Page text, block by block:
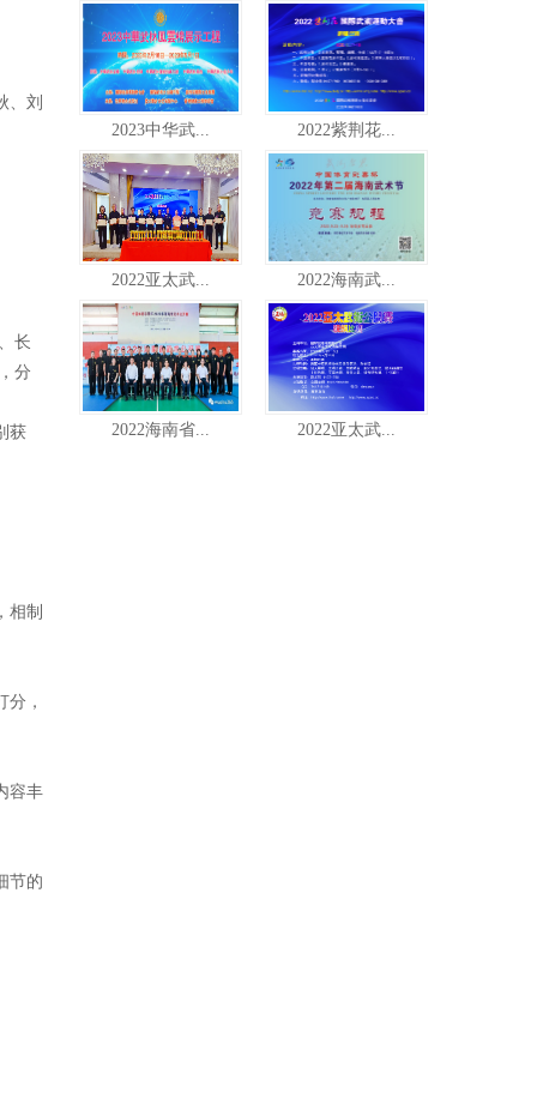
、刘
长
分
获
相制
，
容丰
节的
2023中华武... 2022紫荆花...
2022亚太武... 2022海南武...
2022海南省... 2022亚太武...